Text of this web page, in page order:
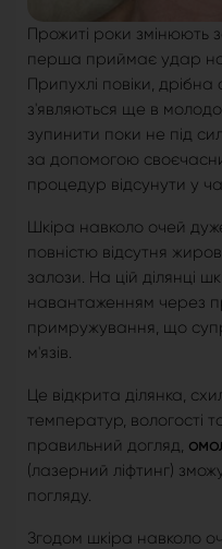
Прожиті роки змінюють
перша приймає удар
Припухлі повіки, дрібна
з'являються ще в
зупинити поки не під
за допомогою
процедур відсунути у
Шкіра навколо очей
повністю відсутня
залози. На цій ділянці
навантаженням через
примружування, що
м'язів.
Це відкрита ділянка,
температур, вологості
правильний догляд,
(лазерний ліфтинг)
погляду.
Згодом шкіра навколо